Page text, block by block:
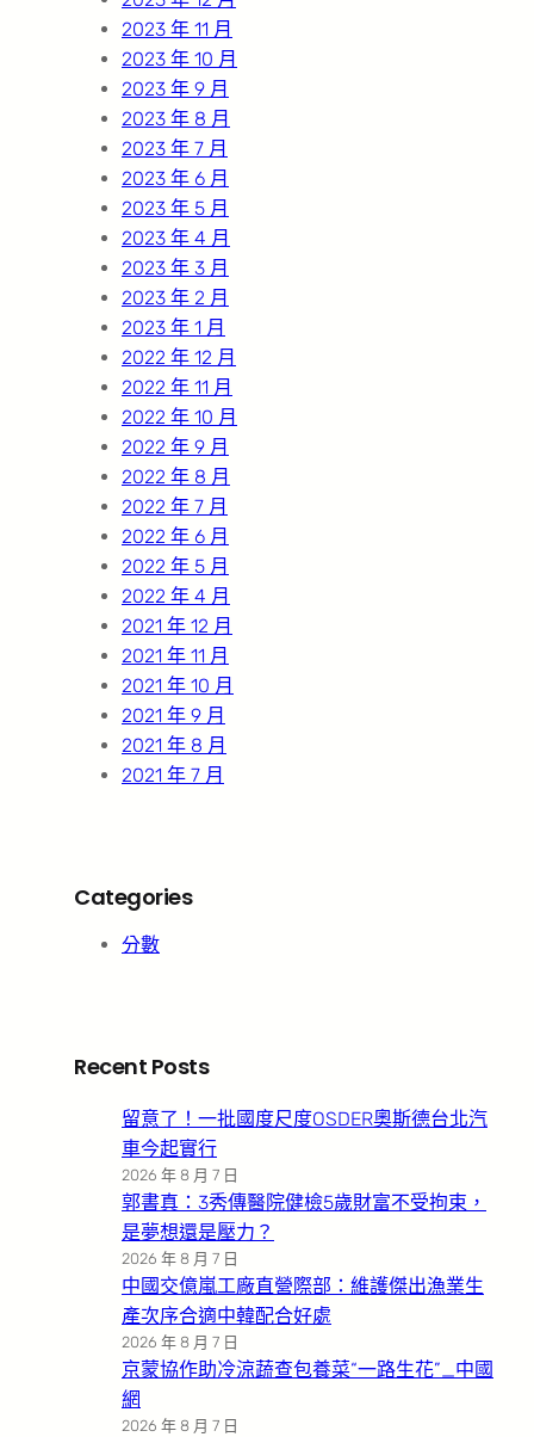
2023 年 11 月
2023 年 10 月
2023 年 9 月
2023 年 8 月
2023 年 7 月
2023 年 6 月
2023 年 5 月
2023 年 4 月
2023 年 3 月
2023 年 2 月
2023 年 1 月
2022 年 12 月
2022 年 11 月
2022 年 10 月
2022 年 9 月
2022 年 8 月
2022 年 7 月
2022 年 6 月
2022 年 5 月
2022 年 4 月
2021 年 12 月
2021 年 11 月
2021 年 10 月
2021 年 9 月
2021 年 8 月
2021 年 7 月
Categories
分數
Recent Posts
留意了！一批國度尺度OSDER奧斯德台北汽
車今起實行
2026 年 8 月 7 日
郭書真：3秀傳醫院健檢5歲財富不受拘束，
是夢想還是壓力？
2026 年 8 月 7 日
中國交億嵐工廠直營際部：維護傑出漁業生
產次序合適中韓配合好處
2026 年 8 月 7 日
京蒙協作助冷涼蔬查包養菜“一路生花”_中國
網
2026 年 8 月 7 日